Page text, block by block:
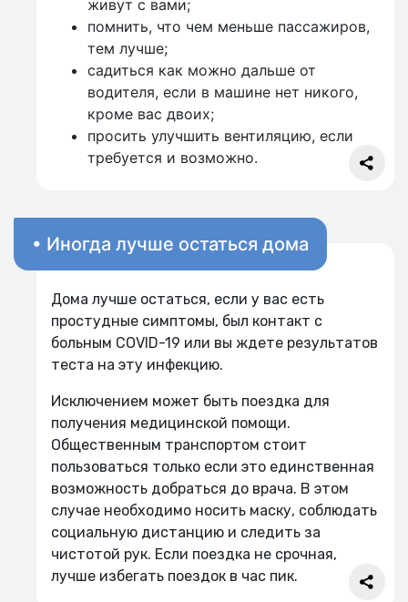
живут с вами;
помнить, что чем меньше пассажиров,
тем лучше;
садиться как можно дальше от
водителя, если в машине нет никого,
кроме вас двоих;
просить улучшить вентиляцию, если
требуется и возможно.
• Иногда лучше остаться дома
Дома лучше остаться, если у вас есть
простудные симптомы, был контакт с
больным COVID-19 или вы ждете результатов
теста на эту инфекцию.
Исключением может быть поездка для
получения медицинской помощи.
Общественным транспортом стоит
пользоваться только если это единственная
возможность добраться до врача. В этом
случае необходимо носить маску, соблюдать
социальную дистанцию и следить за
чистотой рук. Если поездка не срочная,
лучше избегать поездок в час пик.